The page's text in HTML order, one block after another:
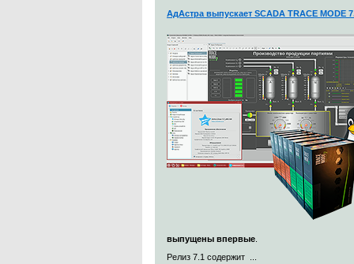
АдАстра выпускает SCADA TRACE MODE
выпущены впервые
Релиз 7.1 содержит ...